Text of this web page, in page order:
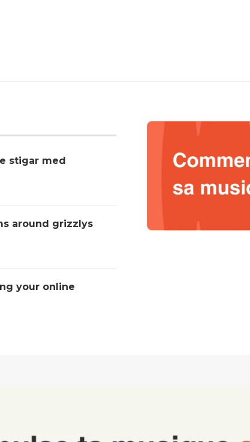
stigar med
around grizzlys
your online